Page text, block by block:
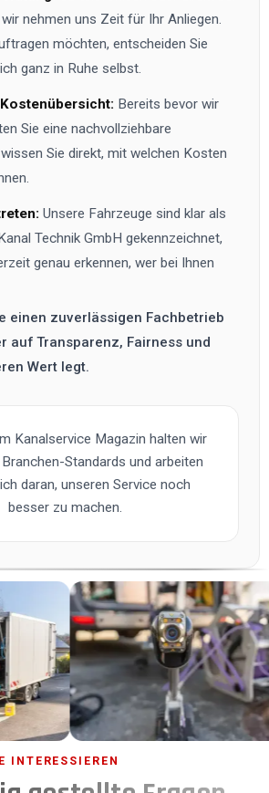
nehmen uns Zeit für Ihr Anliegen.
möchten, entscheiden Sie
ganz in Ruhe selbst.
Bereits bevor wir
Sie eine nachvollziehbare
Sie direkt, mit welchen Kosten
Unsere Fahrzeuge sind klar als
Technik GmbH gekennzeichnet,
genau erkennen, wer bei Ihnen
einen zuverlässigen Fachbetrieb
auf Transparenz, Fairness und
Wert legt.
Kanalservice Magazin halten wir
Standards und arbeiten
daran, unseren Service noch
besser zu machen.
INTERESSIEREN